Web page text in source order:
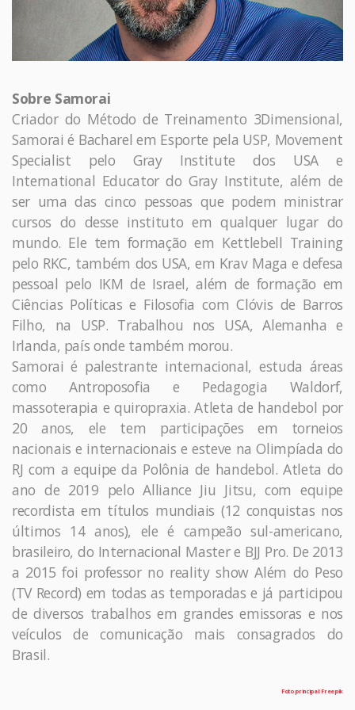
Sobre Samorai
Criador do Método de Treinamento 3Dimensional,
Samorai é Bacharel em Esporte pela USP, Movement
Specialist pelo Gray Institute dos USA e
International Educator do Gray Institute, além de
ser uma das cinco pessoas que podem ministrar
cursos do desse instituto em qualquer lugar do
mundo. Ele tem formação em Kettlebell Training
pelo RKC, também dos USA, em Krav Maga e defesa
pessoal pelo IKM de Israel, além de formação em
Ciências Políticas e Filosofia com Clóvis de Barros
Filho, na USP. Trabalhou nos USA, Alemanha e
Irlanda, país onde também morou.
Samorai é palestrante internacional, estuda áreas
como Antroposofia e Pedagogia Waldorf,
massoterapia e quiropraxia. Atleta de handebol por
20 anos, ele tem participações em torneios
nacionais e internacionais e esteve na Olimpíada do
RJ com a equipe da Polônia de handebol. Atleta do
ano de 2019 pelo Alliance Jiu Jitsu, com equipe
recordista em títulos mundiais (12 conquistas nos
últimos 14 anos), ele é campeão sul-americano,
brasileiro, do Internacional Master e BJJ Pro. De 2013
a 2015 foi professor no reality show Além do Peso
(TV Record) em todas as temporadas e já participou
de diversos trabalhos em grandes emissoras e nos
veículos de comunicação mais consagrados do
Brasil.
Foto principal: Freepik